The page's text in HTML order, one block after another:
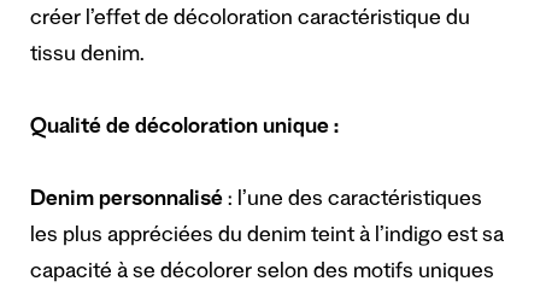
créer l’effet de décoloration caractéristique du
tissu denim.
Qualité de décoloration unique :
Denim personnalisé : l’une des caractéristiques
les plus appréciées du denim teint à l’indigo est sa
capacité à se décolorer selon des motifs uniques